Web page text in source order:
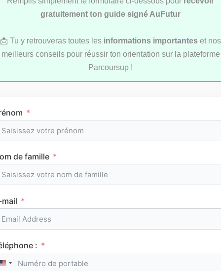
Lettres de motivation Parcoursup : 101
modèles pour t’inspirer
L’emploi du temps en première (cours et
horaires)
gratuitement ton guide signé AuFutur
📩 Tu y retrouveras toutes les informations importantes et nos
meilleurs conseils pour réussir ton orientation sur la plateforme
Parcoursup !
de famille
:
United States +1